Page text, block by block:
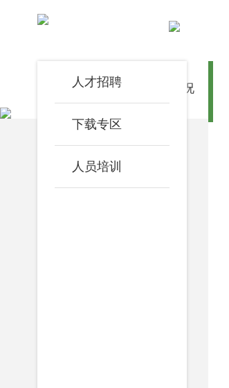
首 页 医院概况
人才招聘
下载专区
人员培训